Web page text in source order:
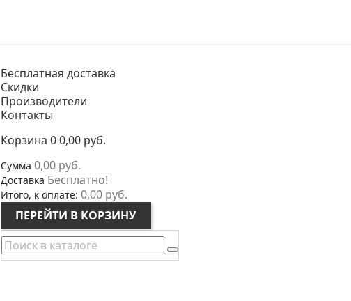
Бесплатная доставка
Скидки
Производители
Контакты
Корзина 00,00 руб.
Сумма 0,00 руб.
Доставка Бесплатно!
Итого, к оплате: 0,00 руб.
ПЕРЕЙТИ В КОРЗИНУ